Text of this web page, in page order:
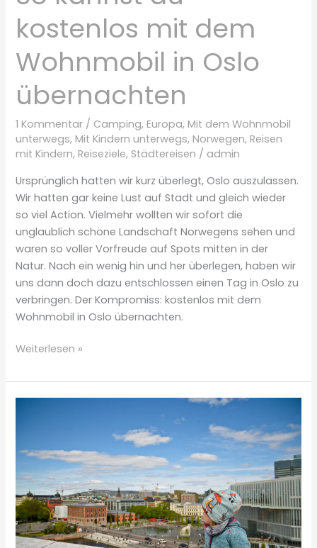
kostenlos mit dem
Wohnmobil in Oslo
übernachten
1 Kommentar / Camping,Europa,Mit dem Wohnmobil
unterwegs,Mit Kindern unterwegs,Norwegen,Reisen
mit Kindern,Reiseziele, Städtereisen / admin
Ursprünglich hatten wir kurz überlegt, Oslo auszulassen.
Wir hatten gar keine Lust auf Stadt und gleich wieder
so viel Action. Vielmehr wollten wir sofort die
unglaublich schöne Landschaft Norwegens sehen und
waren so voller Vorfreude auf Spots mitten in der
Natur. Nach ein wenig hin und her überlegen, haben wir
uns dann doch dazu entschlossen einen Tag in Oslo zu
verbringen. Der Kompromiss: kostenlos mit dem
Wohnmobil in Oslo übernachten.
So
du
kostenlos
Wohnmobil
Oslo
übernachten
Weiterlesen »